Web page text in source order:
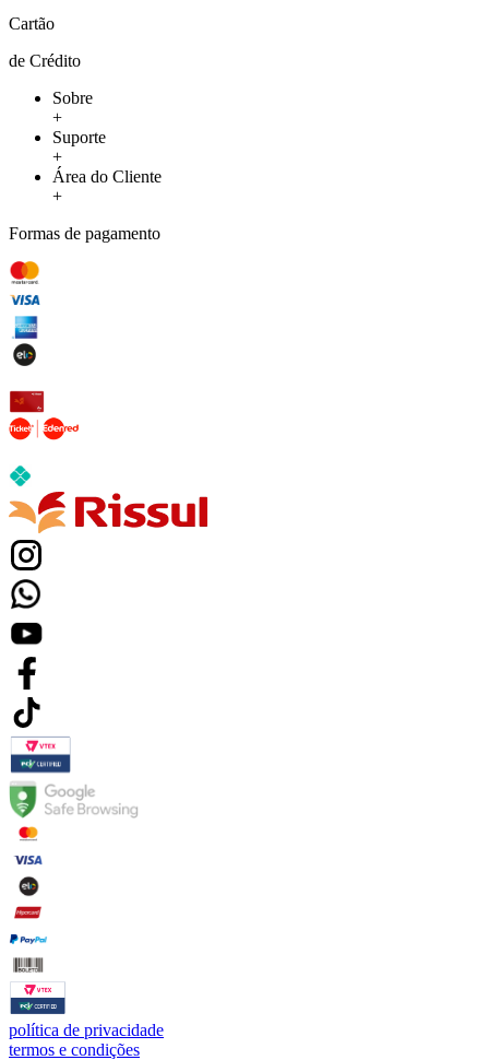
Cartão
de Crédito
Sobre
+
Suporte
+
Área do Cliente
+
Formas de pagamento
política de privacidade
termos e condições